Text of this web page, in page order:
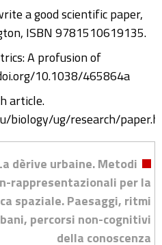
a good scientific paper,
ISBN 9781510619135.
A profusion of
10.1038/465864a
article.
biology/ug/research/
dèrive urbaine. Metodi
rappresentazionali per la
spaziale. Paesaggi, ritmi
percorsi non-cognitivi
della conoscenza